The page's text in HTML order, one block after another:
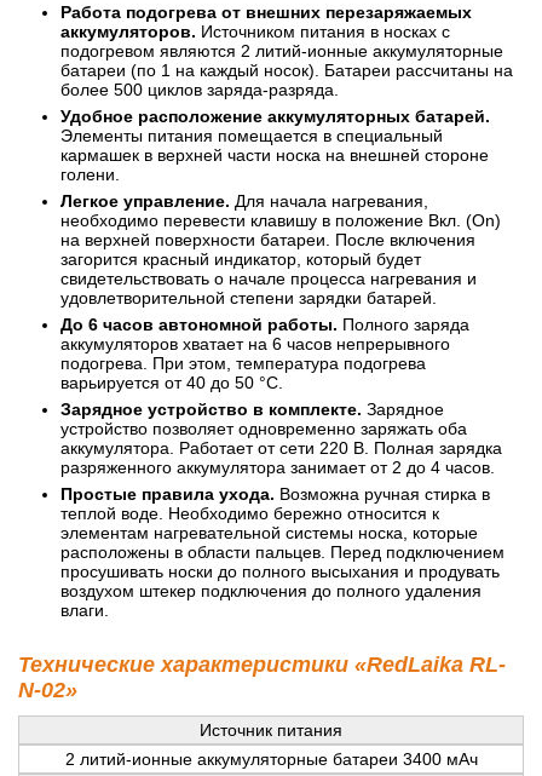
Работа подогрева от внешних перезаряжаемых
аккумуляторов. Источником питания в носках с
подогревом являются 2 литий-ионные аккумуляторные
батареи (по 1 на каждый носок). Батареи рассчитаны на
более 500 циклов заряда-разряда.
Удобное расположение аккумуляторных батарей.
Элементы питания помещается в специальный
кармашек в верхней части носка на внешней стороне
голени.
Легкое управление. Для начала нагревания,
необходимо перевести клавишу в положение Вкл. (On)
на верхней поверхности батареи. После включения
загорится красный индикатор, который будет
свидетельствовать о начале процесса нагревания и
удовлетворительной степени зарядки батарей.
До 6 часов автономной работы. Полного заряда
аккумуляторов хватает на 6 часов непрерывного
подогрева. При этом, температура подогрева
варьируется от 40 до 50 °С.
Зарядное устройство в комплекте. Зарядное
устройство позволяет одновременно заряжать оба
аккумулятора. Работает от сети 220 В. Полная зарядка
разряженного аккумулятора занимает от 2 до 4 часов.
Простые правила ухода. Возможна ручная стирка в
теплой воде. Необходимо бережно относится к
элементам нагревательной системы носка, которые
расположены в области пальцев. Перед подключением
просушивать носки до полного высыхания и продувать
воздухом штекер подключения до полного удаления
влаги.
Технические характеристики «RedLaika RL-
N-02»
Источник питания
2 литий-ионные аккумуляторные батареи 3400 мАч